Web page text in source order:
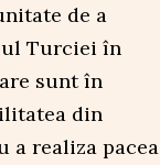
de a
Turciei în
sunt în
din
a realiza pacea